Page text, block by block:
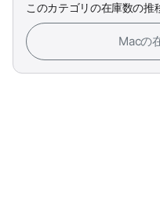
このカテゴリの在庫数の推
Macの